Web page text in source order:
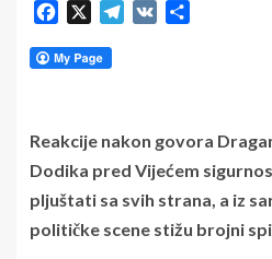
Facebook Telegram
VK
Reakcije nakon govora
Dodika pred Vijećem
pljuštati sa svih strana, a iz
političke scene stižu brojni